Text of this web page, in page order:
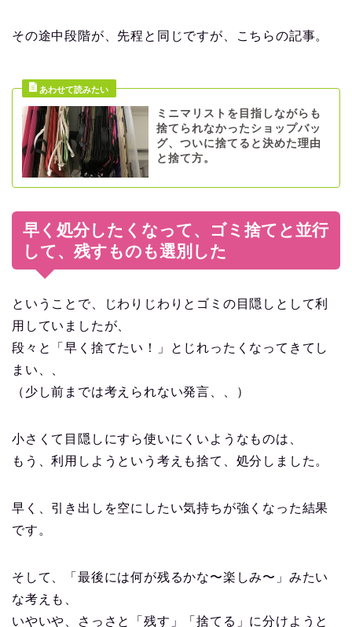
その途中段階が、先程と同じですが、こちらの記事。
ミニマリストを目指しながらも
捨てられなかったショップバッ
グ、ついに捨てると決めた理由
と捨て方。
早く処分したくなって、ゴミ捨てと並行
して、残すものも選別した
ということで、じわりじわりとゴミの目隠しとして利
用していましたが、
段々と「早く捨てたい！」とじれったくなってきてし
まい、、
（少し前までは考えられない発言、、）
小さくて目隠しにすら使いにくいようなものは、
もう、利用しようという考えも捨て、処分しました。
早く、引き出しを空にしたい気持ちが強くなった結果
です。
そして、「最後には何が残るかな〜楽しみ〜」みたい
な考えも、
いやいや、さっさと「残す」「捨てる」に分けようと